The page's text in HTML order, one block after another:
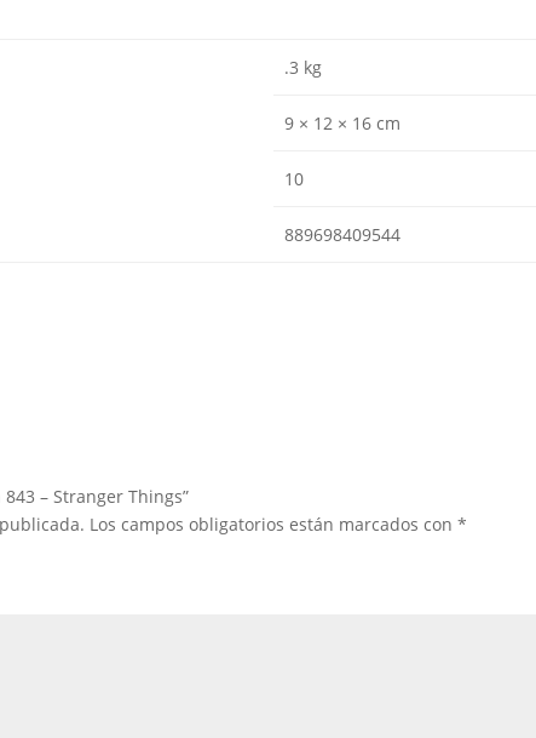
.3 kg
9 × 12 × 16 cm
10
889698409544
– Stranger Things”
Los campos obligatorios están marcados con*